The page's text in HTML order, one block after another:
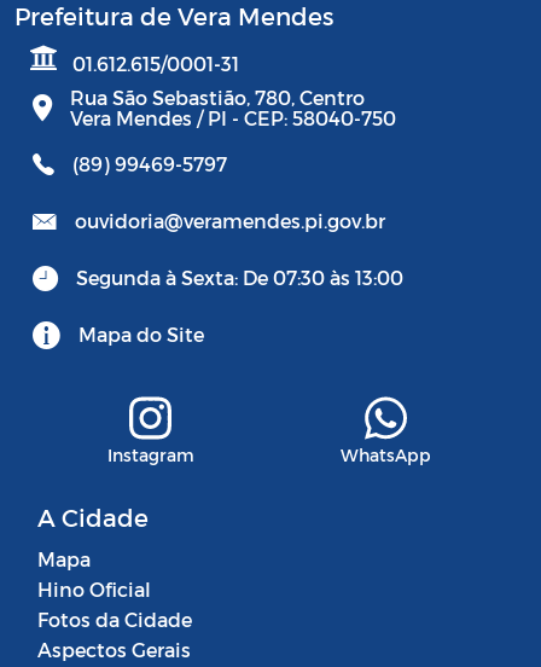
Prefeitura de Vera Mendes
01.612.615/0001-31
Rua São Sebastião, 780, Centro
Vera Mendes / PI - CEP: 58040-750
(89) 99469-5797
ouvidoria@veramendes.pi.gov.br
Segunda à Sexta: De 07:30 às 13:00
Mapa do Site
Instagram WhatsApp
A Cidade
Mapa
Hino Oficial
Fotos da Cidade
Aspectos Gerais